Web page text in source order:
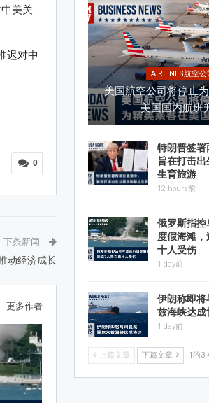
美关
迟对中
0
下条新闻
动经济成长
更多作者
AIRLINES航空公
美国航空公司将停止
美国国内航班
特朗普签署
旨在打击
生育旅游
12 hours前
俄罗斯指控
度假海滩
十人受伤
1 day前
伊朗称即将
兹海峡达成
1 day前
上篇文章 下篇文章 1的